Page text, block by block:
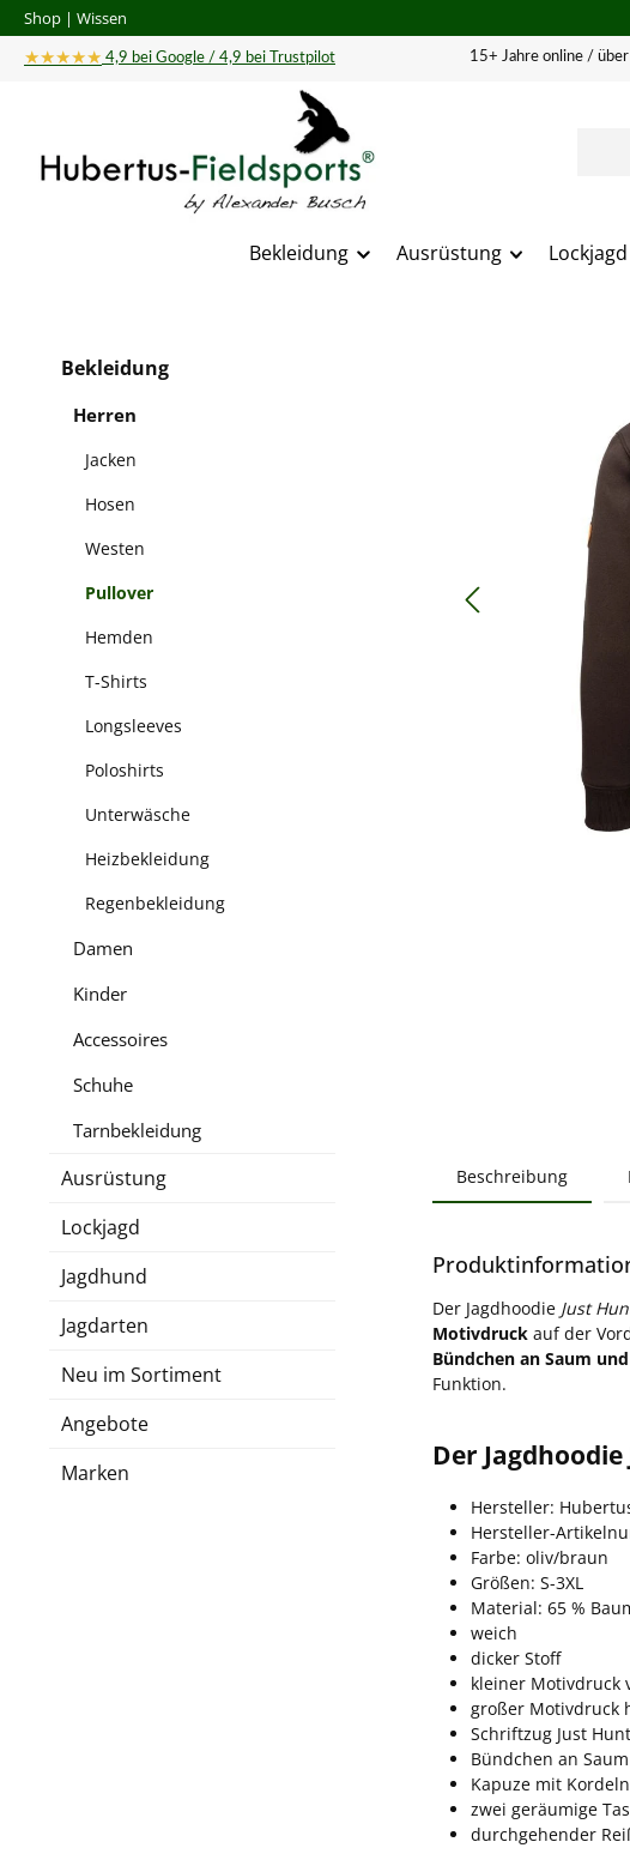
Hauptinhalt springen
Zur Suche springen
Zur Hauptnavigation springen
Shop | Wissen
★★★★★ 4,9 bei Google / 4,9 bei Trustpilot 15+ Jahre online /
Bekleidung Ausrüstung Lockjagd
Bekleidung
Herren
Jacken
Hosen
Westen
Pullover
Hemden
T-Shirts
Longsleeves
Poloshirts
Unterwäsche
Heizbekleidung
Regenbekleidung
Damen
Kinder
Accessoires
Schuhe
Tarnbekleidung
Ausrüstung
Lockjagd
Jagdhund
Jagdarten
Neu im Sortiment
Angebote
Marken
Beschreibung
Der Jagdhoodie Just
Motivdruck auf der
Bündchen an Saum
Funktion.
Der
Hersteller:
Hersteller-
Farbe: oliv/braun
Größen: S-3XL
Material: 65 %
weich
dicker Stoff
kleiner Motivdruck
großer Motivdruck
Schriftzug Just
Bündchen an
Kapuze mit Kordeln
zwei geräumige
durchgehender